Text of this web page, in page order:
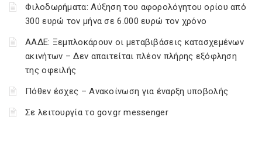
Φιλοδωρήματα: Αύξηση του αφορολόγητου ορίου από
300 ευρώ τον μήνα σε 6.000 ευρώ τον χρόνο
ΑΑΔΕ: Ξεμπλοκάρουν οι μεταβιβάσεις κατασχεμένων
ακινήτων – Δεν απαιτείται πλέον πλήρης εξόφληση
της οφειλής
Πόθεν έσχες – Ανακοίνωση για έναρξη υποβολής
Σε λειτουργία το gov.gr messenger